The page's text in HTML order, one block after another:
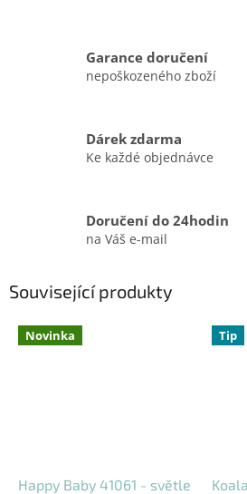
Garance doručení
nepoškozeného zboží
Dárek zdarma
Ke každé objednávce
Doručení do 24hodin
na Váš e-mail
Související produkty
Novinka
Happy Baby 41061 - světle
Tip